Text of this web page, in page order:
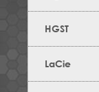
HGST
LaCie